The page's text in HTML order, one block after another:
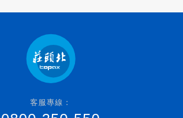
客服專線：